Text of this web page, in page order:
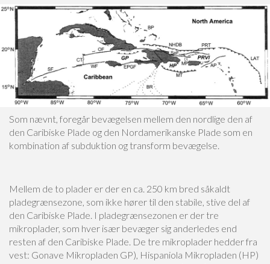
Som nævnt, foregår bevægelsen mellem den nordlige den af
den Caribiske Plade og den Nordamerikanske Plade som en
kombination af subduktion og transform bevægelse.
Mellem de to plader er der en ca. 250 km bred såkaldt
pladegrænsezone, som ikke hører til den stabile, stive del af
den Caribiske Plade. I pladegrænsezonen er der tre
mikroplader, som hver især bevæger sig anderledes end
resten af den Caribiske Plade. De tre mikroplader hedder fra
vest: Gonave Mikropladen GP), Hispaniola Mikropladen (HP)